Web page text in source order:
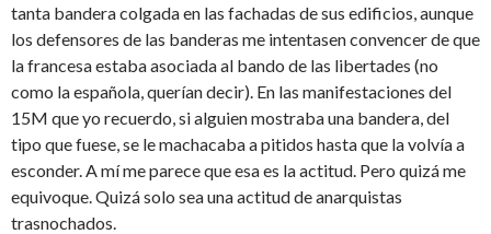
tanta bandera colgada en las fachadas de sus edificios, aunque
los defensores de las banderas me intentasen convencer de que
la francesa estaba asociada al bando de las libertades (no
como la española, querían decir). En las manifestaciones del
15M que yo recuerdo, si alguien mostraba una bandera, del
tipo que fuese, se le machacaba a pitidos hasta que la volvía a
esconder. A mí me parece que esa es la actitud. Pero quizá me
equivoque. Quizá solo sea una actitud de anarquistas
trasnochados.